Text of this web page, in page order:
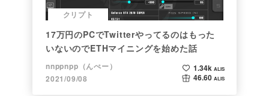
クリプト
17万円のPCでTwitterやってるのはもった
いないのでETHマイニングを始めた話
nnppnpp（んぺー）
2021/09/08
1.34k ALIS
46.60 ALIS